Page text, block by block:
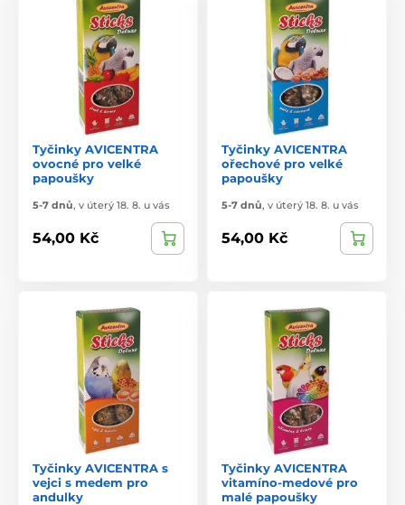
Tyčinky AVICENTRA
ovocné pro velké
papoušky
5-7 dnů, v úterý 18. 8. u vás
54,00 Kč
Tyčinky AVICENTRA
ořechové pro velké
papoušky
5-7 dnů, v úterý 18. 8. u vás
54,00 Kč
Tyčinky AVICENTRA s
vejci s medem pro
andulky
Tyčinky AVICENTRA
vitamíno-medové pro
malé papoušky